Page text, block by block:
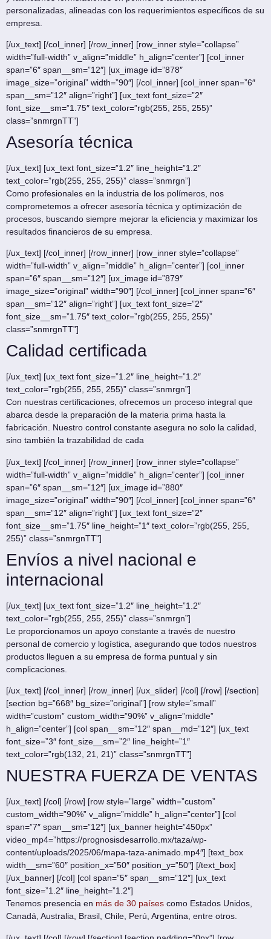
personalizadas, alineadas con los requerimientos específicos de su
empresa.
[/ux_text] [/col_inner] [/row_inner] [row_inner style=”collapse”
width=”full-width” v_align=”middle” h_align=”center”] [col_inner
span=”6″ span__sm=”12″] [ux_image id=”878″
image_size=”original” width=”90″] [/col_inner] [col_inner span=”6″
span__sm=”12″ align=”right”] [ux_text font_size=”2″
font_size__sm=”1.75″ text_color=”rgb(255, 255, 255)”
class=”snmrgnTT”]
Asesoría técnica
[/ux_text] [ux_text font_size=”1.2″ line_height=”1.2″
text_color=”rgb(255, 255, 255)” class=”snmrgn”]
Como profesionales en la industria de los polímeros, nos
comprometemos a ofrecer asesoría técnica y optimización de
procesos, buscando siempre mejorar la eficiencia y maximizar los
resultados financieros de su empresa.
[/ux_text] [/col_inner] [/row_inner] [row_inner style=”collapse”
width=”full-width” v_align=”middle” h_align=”center”] [col_inner
span=”6″ span__sm=”12″] [ux_image id=”879″
image_size=”original” width=”90″] [/col_inner] [col_inner span=”6″
span__sm=”12″ align=”right”] [ux_text font_size=”2″
font_size__sm=”1.75″ text_color=”rgb(255, 255, 255)”
class=”snmrgnTT”]
Calidad certificada
[/ux_text] [ux_text font_size=”1.2″ line_height=”1.2″
text_color=”rgb(255, 255, 255)” class=”snmrgn”]
Con nuestras certificaciones, ofrecemos un proceso integral que
abarca desde la preparación de la materia prima hasta la
fabricación. Nuestro control constante asegura no solo la calidad,
sino también la trazabilidad de cada
[/ux_text] [/col_inner] [/row_inner] [row_inner style=”collapse”
width=”full-width” v_align=”middle” h_align=”center”] [col_inner
span=”6″ span__sm=”12″] [ux_image id=”880″
image_size=”original” width=”90″] [/col_inner] [col_inner span=”6″
span__sm=”12″ align=”right”] [ux_text font_size=”2″
font_size__sm=”1.75″ line_height=”1″ text_color=”rgb(255, 255,
255)” class=”snmrgnTT”]
Envíos a nivel nacional e
internacional
[/ux_text] [ux_text font_size=”1.2″ line_height=”1.2″
text_color=”rgb(255, 255, 255)” class=”snmrgn”]
Le proporcionamos un apoyo constante a través de nuestro
personal de comercio y logística, asegurando que todos nuestros
productos lleguen a su empresa de forma puntual y sin
complicaciones.
[/ux_text] [/col_inner] [/row_inner] [/ux_slider] [/col] [/row] [/section]
[section bg=”668″ bg_size=”original”] [row style=”small”
width=”custom” custom_width=”90%” v_align=”middle”
h_align=”center”] [col span__sm=”12″ span__md=”12″] [ux_text
font_size=”3″ font_size__sm=”2″ line_height=”1″
text_color=”rgb(132, 21, 21)” class=”snmrgnTT”]
NUESTRA FUERZA DE VENTAS
[/ux_text] [/col] [/row] [row style=”large” width=”custom”
custom_width=”90%” v_align=”middle” h_align=”center”] [col
span=”7″ span__sm=”12″] [ux_banner height=”450px”
video_mp4=”https://prognosisdesarrollo.mx/taza/wp-
content/uploads/2025/06/mapa-taza-animado.mp4″] [text_box
width__sm=”60″ position_x=”50″ position_y=”50″] [/text_box]
[/ux_banner] [/col] [col span=”5″ span__sm=”12″] [ux_text
font_size=”1.2″ line_height=”1.2″]
Tenemos presencia en más de 30 países como Estados Unidos,
Canadá, Australia, Brasil, Chile, Perú, Argentina, entre otros.